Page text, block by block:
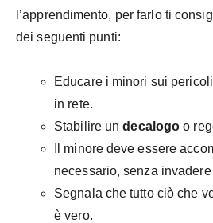
l’apprendimento, per farlo ti
dei seguenti punti:
Educare i minori sui
in rete.
Stabilire undecalogo o
Il minore deve essere
necessario, senza
Segnala che tutto ciò che
è vero.